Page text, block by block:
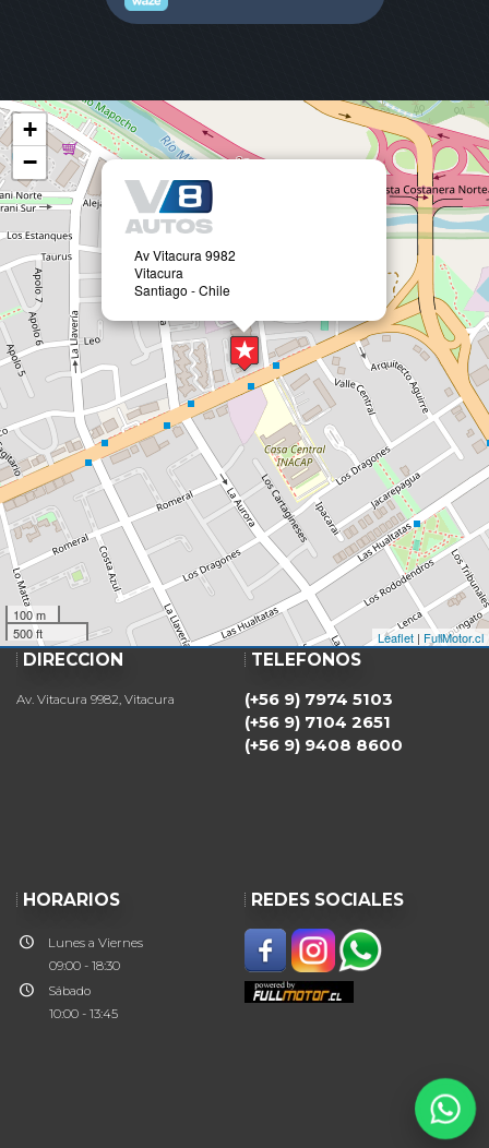
Av Vitacura 9982
Vitacura
Santiago - Chile
+
−
100 m
500 ft
Leaflet | FullMotor.cl
DIRECCIÓN
Av. Vitacura 9982, Vitacura
TELÉFONOS
(+56 9) 7974 5103
(+56 9) 7104 2651
(+56 9) 9408 8600
HORARIOS
Lunes a Viernes
09:00 - 18:30
Sábado
10:00 - 13:45
REDES SOCIALES